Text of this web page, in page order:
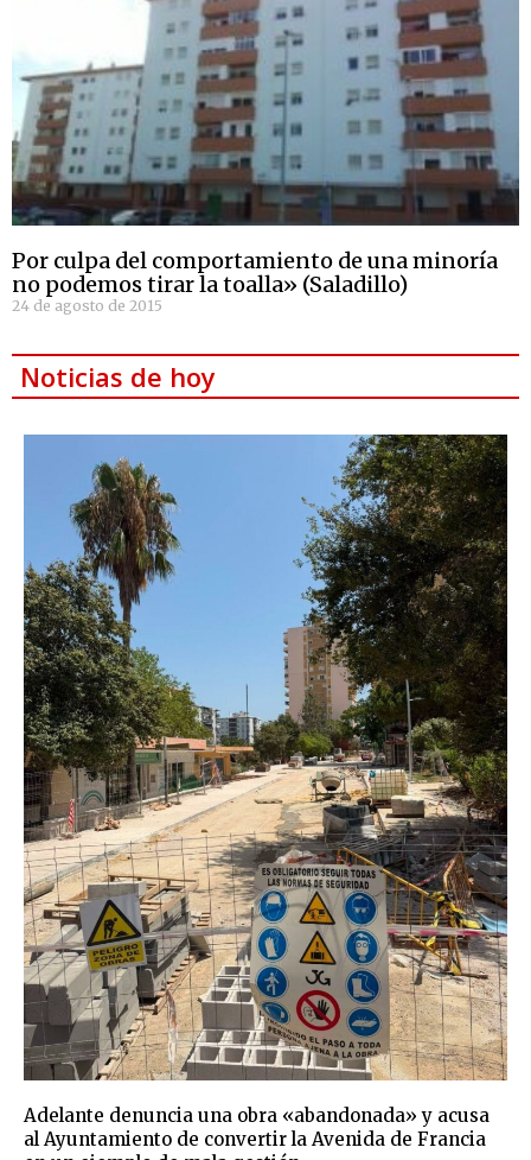
Por culpa del comportamiento de una minoría
no podemos tirar la toalla» (Saladillo)
24 de agosto de 2015
Noticias de hoy
Adelante denuncia una obra «abandonada» y acusa
al Ayuntamiento de convertir la Avenida de Francia